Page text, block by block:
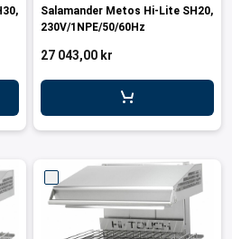
Salamander Metos Hi-Lite SH20,
230V/1NPE/50/60Hz
27 043,00 kr